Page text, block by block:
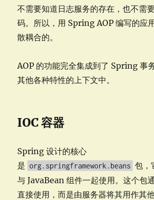
不需要知道日志服务的存在，也不需
码。所以，用 Spring AOP 编写的应
散耦合的。
AOP 的功能完全集成到了 Spring 事
其他各种特性的上下文中。
IOC 容器
Spring 设计的核心
是 org.springframework.beans 包，
与 JavaBean 组件一起使用。这个包
直接使用，而是由服务器将其用作其